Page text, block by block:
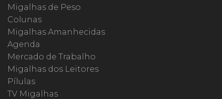
Migalhas de Peso
Colunas
Migalhas Amanhecidas
Agenda
Mercado de Trabalho
Migalhas dos Leitores
Pílulas
TV Migalhas